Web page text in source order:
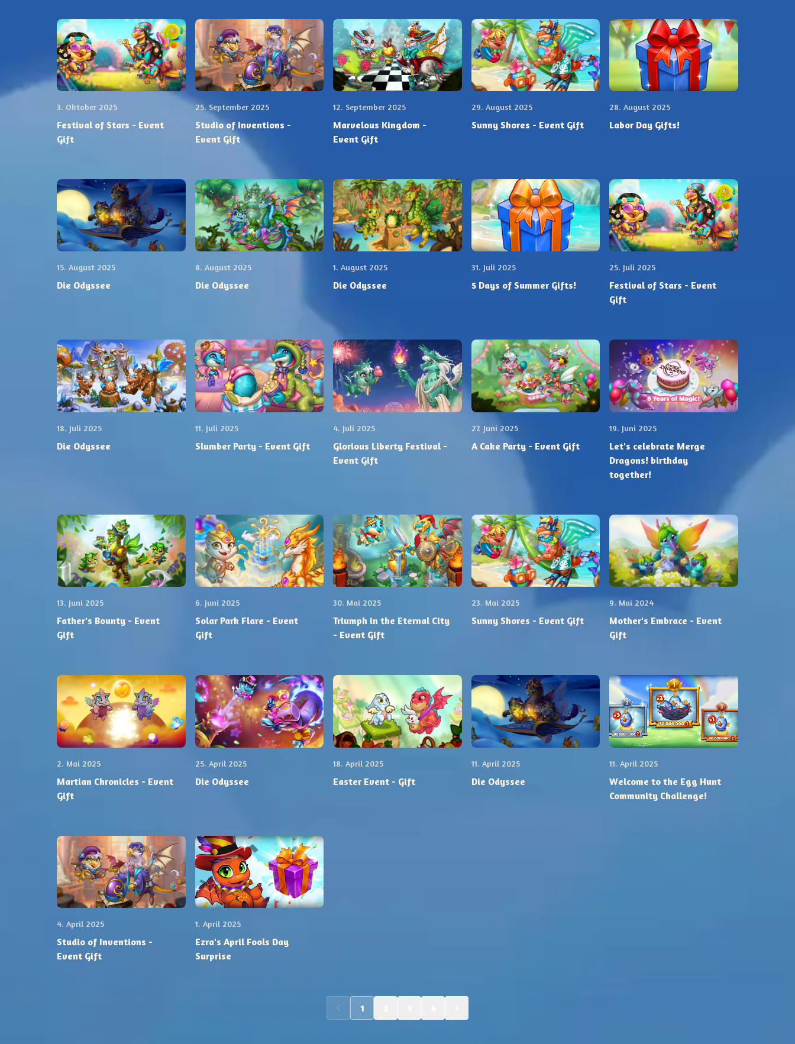
3. Oktober 2025
Festival of Stars - Event
Gift
25. September 2025
Studio of Inventions -
Event Gift
12. September 2025
Marvelous Kingdom -
Event Gift
29. August 2025
Sunny Shores - Event Gift
28. August 2025
Labor Day Gifts!
15. August 2025
Die Odyssee
8. August 2025
Die Odyssee
1. August 2025
Die Odyssee
31. Juli 2025
5 Days of Summer Gifts!
25. Juli 2025
Festival of Stars - Event
Gift
18. Juli 2025
Die Odyssee
11. Juli 2025
Slumber Party - Event Gift
4. Juli 2025
Glorious Liberty Festival -
Event Gift
27. Juni 2025
A Cake Party - Event Gift
19. Juni 2025
Let's celebrate Merge
Dragons! birthday
together!
13. Juni 2025
Father's Bounty - Event
Gift
6. Juni 2025
Solar Park Flare - Event
Gift
30. Mai 2025
Triumph in the Eternal City
- Event Gift
23. Mai 2025
Sunny Shores - Event Gift
9. Mai 2024
Mother's Embrace - Event
Gift
2. Mai 2025
Martian Chronicles - Event
Gift
25. April 2025
Die Odyssee
18. April 2025
Easter Event - Gift
11. April 2025
Die Odyssee
11. April 2025
Welcome to the Egg Hunt
Community Challenge!
4. April 2025
Studio of Inventions -
Event Gift
1. April 2025
Ezra's April Fools Day
Surprise
1